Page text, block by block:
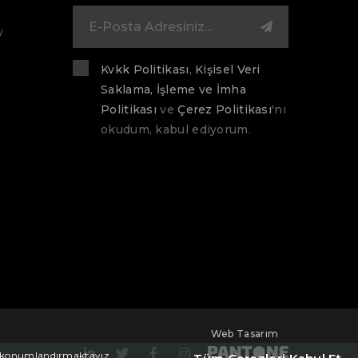
Kvkk Politikası, Kişisel Veri
Saklama, İşleme ve İmha
Politikası veÇerez Politikası'nı
okudum, kabul ediyorum.
Web Tasarım